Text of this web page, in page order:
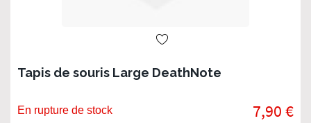
Tapis de souris Large DeathNote
En rupture de stock 7,90 €